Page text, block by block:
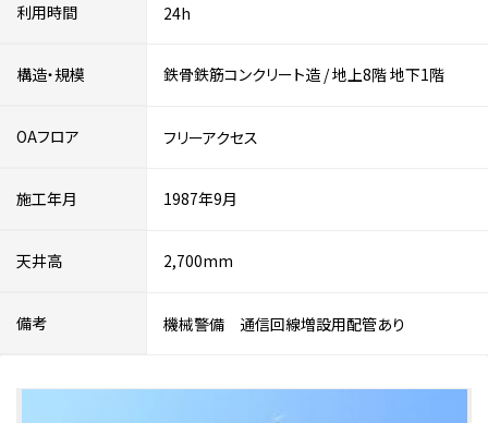
利用時間 24h
構造・規模 鉄骨鉄筋コンクリート造 /地上8階地下1階
OAフロア フリーアクセス
施工年月 1987年9月
天井高 2,700mm
備考 機械警備 通信回線増設用配管あり